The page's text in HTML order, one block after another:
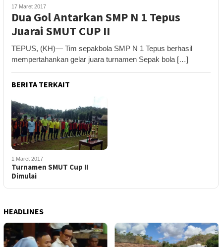
17 Maret 2017
Dua Gol Antarkan SMP N 1 Tepus
Juarai SMUT CUP II
TEPUS, (KH)— Tim sepakbola SMP N 1 Tepus berhasil
mempertahankan gelar juara turnamen Sepak bola […]
BERITA TERKAIT
1 Maret 2017
Turnamen SMUT Cup II
Dimulai
HEADLINES